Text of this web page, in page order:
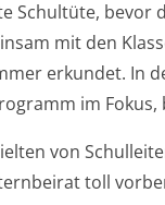
Schultüte, bevor
mit den
erkundet. In
im
von
toll